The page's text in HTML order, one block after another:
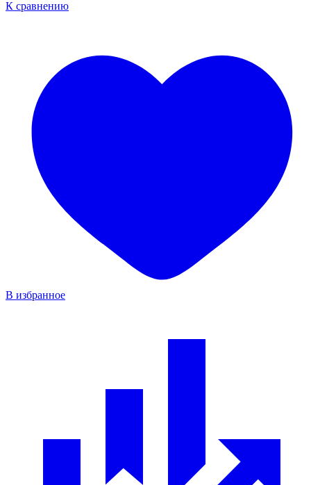
К сравнению
В избранное